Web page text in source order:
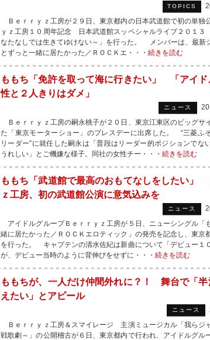
TOPICS
Ｂｅｒｒｙｚ工房が２９日、東京都内の日本武道館で初の単独
ｙｚ工房１０周年記念 日本武道館スッペシャルライブ２０１
なたなしでは生きてゆけない～」を行った。 メンバーは、最新
とずっと一緒に居たかった／ＲＯＣＫエ・・・ 続きを読む
ももち「免許を取って海に行きたい」 「アイド
性と２人きりはダメ」
ニュース
Ｂｅｒｒｙｚ工房の嗣永桃子が２０日、東京江東区のビッグサ
た「東京モーターショー」のプレスデーに出席した。 “三菱ふ
リーダー”に就任した嗣永は「普段はリーダー的ポジションでな
うれしい」とご機嫌な様子。同社の女性チー・・・ 続きを読む
ももち「武道館で最高のおもてなしをしたい」
ｚ工房、初の武道館公演に意気込みを
ニュース
アイドルグループＢｅｒｒｙｚ工房が５日、ニューシングル「
緒に居たかった／ＲＯＣＫエロティック」の発売を記念し、東京
を行った。 キャプテンの清水佐紀は新曲について「デビュー１
が、デビュー当時のように背伸びをせずに・・・ 続きを読む
ももちが、一人だけ仲間外れに？！ 舞台で「半
えたい」とアピール
ニュース
Ｂｅｒｒｙｚ工房＆スマイレージ 主演ミュージカル「我らジ
戦歌劇～」の公開稽古が６日、東京都内で行われ、アイドルグル